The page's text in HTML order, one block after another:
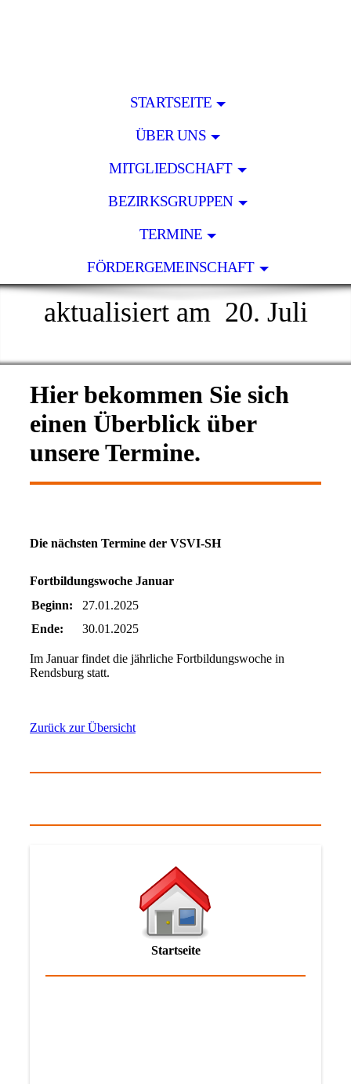
STARTSEITE
ÜBER UNS
MITGLIEDSCHAFT
BEZIRKSGRUPPEN
TERMINE
FÖRDERGEMEINSCHAFT
aktualisiert am 20. Juli
Hier bekommen Sie sich
einen Überblick über
unsere Termine.
Die nächsten Termine der VSVI-SH
Fortbildungswoche Januar
Beginn:
27.01.2025
Ende:
30.01.2025
Im Januar findet die jährliche Fortbildungswoche in
Rendsburg statt.
Zurück zur Übersicht
Startseite